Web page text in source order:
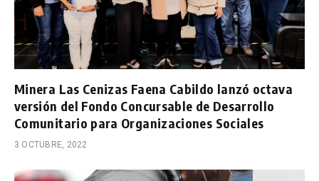
Minera Las Cenizas Faena Cabildo lanzó octava
versión del Fondo Concursable de Desarrollo
Comunitario para Organizaciones Sociales
3 OCTUBRE, 2022